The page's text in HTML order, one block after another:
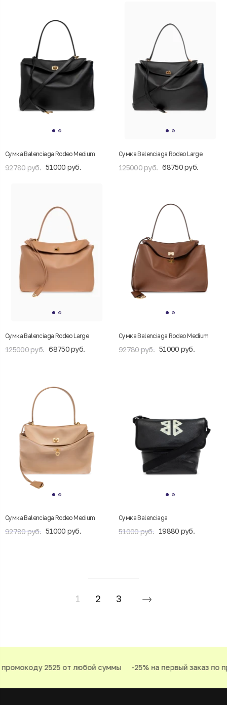
Сумка Balenciaga Rodeo Medium
92780 руб. 51000 руб.
Сумка Balenciaga Rodeo Large
125000 руб. 68750 руб.
Сумка Balenciaga Rodeo Large
125000 руб. 68750 руб.
Сумка Balenciaga Rodeo Medium
92780 руб. 51000 руб.
Сумка Balenciaga Rodeo Medium
92780 руб. 51000 руб.
Сумка Balenciaga
51000 руб. 19880 руб.
1 2 3
2525 от любой суммы -25% на первый заказ по